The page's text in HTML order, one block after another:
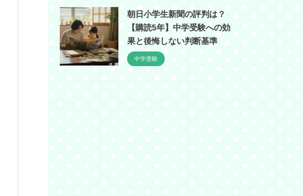
朝日小学生新聞の評判は？
【購読5年】中学受験への効
果と後悔しない判断基準
中学受験